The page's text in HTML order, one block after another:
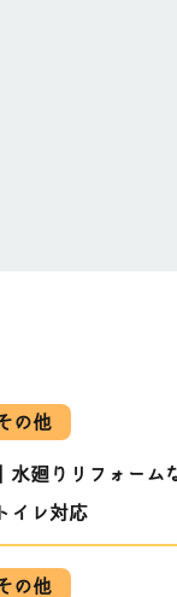
の他
水廻りリフォーム
イレ対応
の他